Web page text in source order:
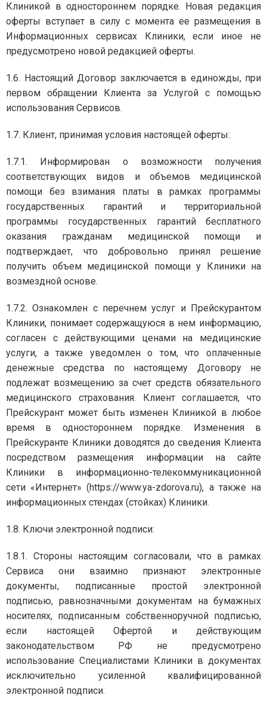
Клиникой в одностороннем порядке. Новая редакция
оферты вступает в силу с момента ее размещения в
Информационных сервисах Клиники, если иное не
предусмотрено новой редакцией оферты.
1.6. Настоящий Договор заключается в единожды, при
первом обращении Клиента за Услугой с помощью
использования Сервисов.
1.7. Клиент, принимая условия настоящей оферты:
1.7.1. Информирован о возможности получения
соответствующих видов и объемов медицинской
помощи без взимания платы в рамках программы
государственных гарантий и территориальной
программы государственных гарантий бесплатного
оказания гражданам медицинской помощи и
подтверждает, что добровольно принял решение
получить объем медицинской помощи у Клиники на
возмездной основе.
1.7.2. Ознакомлен с перечнем услуг и Прейскурантом
Клиники, понимает содержащуюся в нем информацию,
согласен с действующими ценами на медицинские
услуги, а также уведомлен о том, что оплаченные
денежные средства по настоящему Договору не
подлежат возмещению за счет средств обязательного
медицинского страхования. Клиент соглашается, что
Прейскурант может быть изменен Клиникой в любое
время в одностороннем порядке. Изменения в
Прейскуранте Клиники доводятся до сведения Клиента
посредством размещения информации на сайте
Клиники в информационно-телекоммуникационной
сети «Интернет» (https://www.ya-zdorova.ru), а также на
информационных стендах (стойках) Клиники.
1.8. Ключи электронной подписи:
1.8.1. Стороны настоящим согласовали, что в рамках
Сервиса они взаимно признают электронные
документы, подписанные простой электронной
подписью, равнозначными документам на бумажных
носителях, подписанным собственноручной подписью,
если настоящей Офертой и действующим
законодательством РФ не предусмотрено
использование Специалистами Клиники в документах
исключительно усиленной квалифицированной
электронной подписи.